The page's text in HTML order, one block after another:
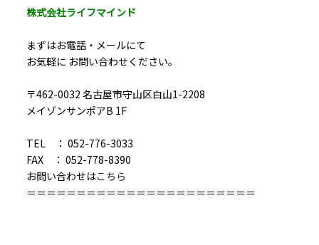
株式会社ライフマインド
まずはお電話・メールにて
お気軽に お問い合わせください。
〒462-0032 名古屋市守山区白山1-2208
メイゾンサンポアB 1F
TEL ： 052-776-3033
FAX ： 052-778-8390
お問い合わせはこちら
＝＝＝＝＝＝＝＝＝＝＝＝＝＝＝＝＝＝＝＝＝＝＝